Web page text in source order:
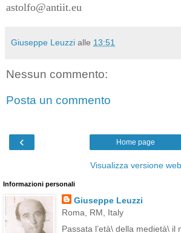
astolfo@antiit.eu
Giuseppe Leuzzi alle 13:51
Nessun commento:
Posta un commento
‹ Home page
Visualizza versione web
Informazioni personali
Giuseppe Leuzzi
Roma, RM, Italy
Passata l’età\ della medietà\ il